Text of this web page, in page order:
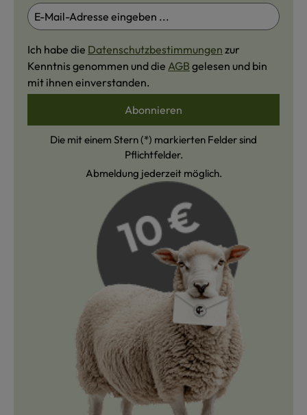
Ich habe die Datenschutzbestimmungen zur
Kenntnis genommen und die AGB gelesen und bin
mit ihnen einverstanden.
Abonnieren
Die mit einem Stern (*) markierten Felder sind
Pflichtfelder.
Abmeldung jederzeit möglich.